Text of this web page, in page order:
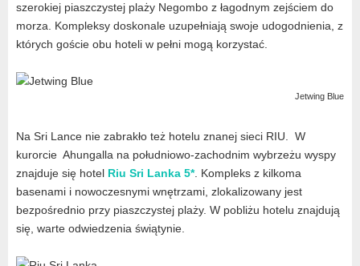
szerokiej piaszczystej plaży Negombo z łagodnym zejściem do
morza. Kompleksy doskonale uzupełniają swoje udogodnienia, z
których goście obu hoteli w pełni mogą korzystać.
Jetwing Blue
Na Sri Lance nie zabrakło też hotelu znanej sieci RIU. W
kurorcie Ahungalla na południowo-zachodnim wybrzeżu wyspy
znajduje się hotel Riu Sri Lanka 5*. Kompleks z kilkoma
basenami i nowoczesnymi wnętrzami, zlokalizowany jest
bezpośrednio przy piaszczystej plaży. W pobliżu hotelu znajdują
się, warte odwiedzenia świątynie.